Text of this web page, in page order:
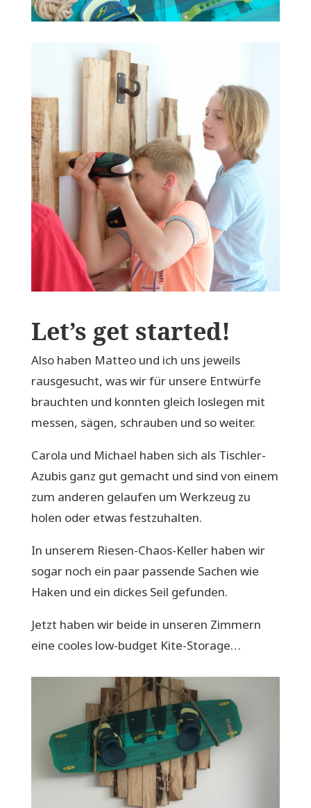
Let’s get started!
Also haben Matteo und ich uns jeweils
rausgesucht, was wir für unsere Entwürfe
brauchten und konnten gleich loslegen mit
messen, sägen, schrauben und so weiter.
Carola und Michael haben sich als Tischler-
Azubis ganz gut gemacht und sind von einem
zum anderen gelaufen um Werkzeug zu
holen oder etwas festzuhalten.
In unserem Riesen-Chaos-Keller haben wir
sogar noch ein paar passende Sachen wie
Haken und ein dickes Seil gefunden.
Jetzt haben wir beide in unseren Zimmern
eine cooles low-budget Kite-Storage…